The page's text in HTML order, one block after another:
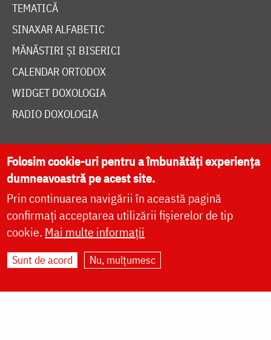
TEMATICĂ
SINAXAR ALFABETIC
MĂNĂSTIRI ȘI BISERICI
CALENDAR ORTODOX
WIDGET DOXOLOGIA
RADIO DOXOLOGIA
DESPRE NOI
POLITICA DE COOKIES
DONEAZĂ ONLINE PENTRU CATEDRALA NAȚIONALĂ
Folosim cookie-uri pentru a îmbunătăți experiența
dumneavoastră pe acest site.
Prin continuarea navigării în această pagină
confirmați acceptarea utilizării fișierelor de tip
cookie. Mai multe informații
Sunt de acord Nu, mulțumesc